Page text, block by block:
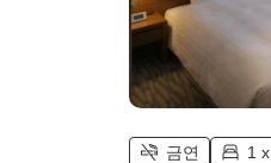
금연 1